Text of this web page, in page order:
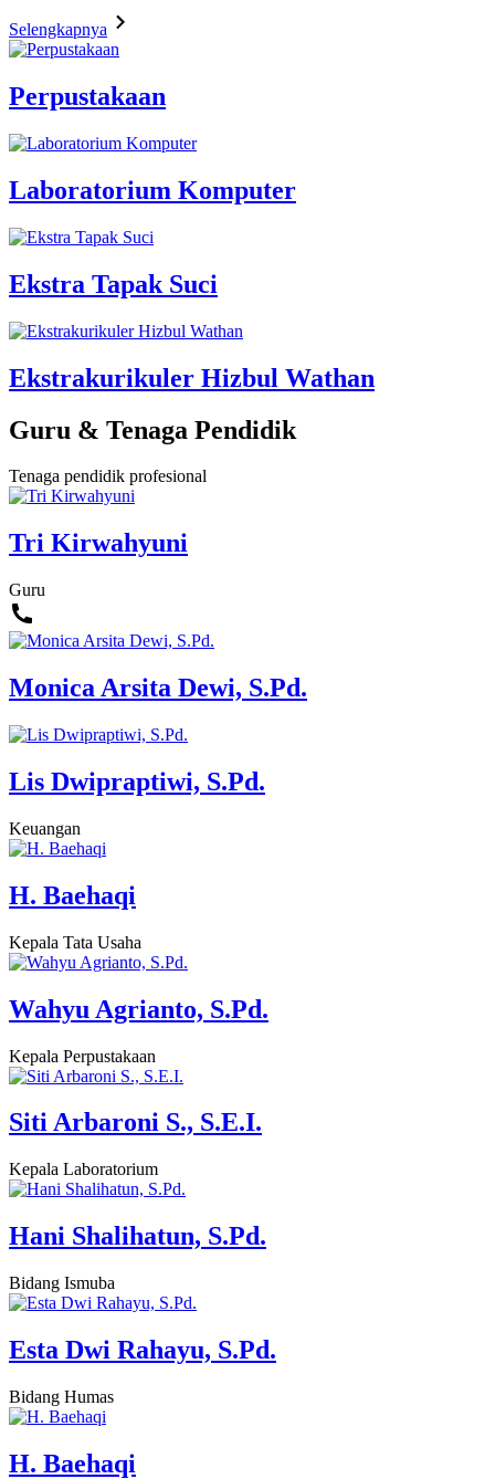
Selengkapnya
Perpustakaan
Laboratorium Komputer
Ekstra Tapak Suci
Ekstrakurikuler Hizbul Wathan
Guru & Tenaga Pendidik
Tenaga pendidik profesional
Tri Kirwahyuni
Guru
Monica Arsita Dewi, S.Pd.
Lis Dwipraptiwi, S.Pd.
Keuangan
H. Baehaqi
Kepala Tata Usaha
Wahyu Agrianto, S.Pd.
Kepala Perpustakaan
Siti Arbaroni S., S.E.I.
Kepala Laboratorium
Hani Shalihatun, S.Pd.
Bidang Ismuba
Esta Dwi Rahayu, S.Pd.
Bidang Humas
H. Baehaqi